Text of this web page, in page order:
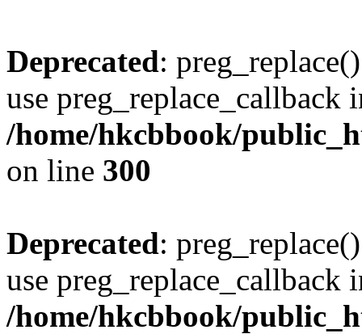
Deprecated:
use preg_replace_callback
/home/hkcbbook/
on line 300
Deprecated:
use preg_replace_callback
/home/hkcbbook/